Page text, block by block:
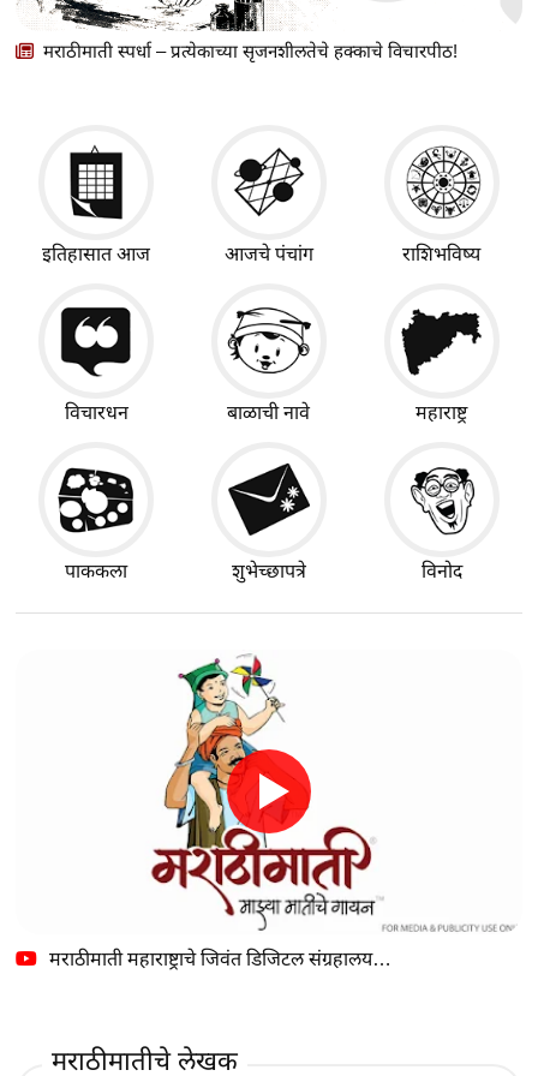
मराठीमाती स्पर्धा – प्रत्येकाच्या सृजनशीलतेचे हक्काचे विचारपीठ!
इतिहासात आज आजचे पंचांग राशिभविष्य
विचारधन बाळाची नावे महाराष्ट्र
पाककला शुभेच्छापत्रे विनोद
मराठीमाती महाराष्ट्राचे जिवंत डिजिटल संग्रहालय…
मराठीमातीचे लेखक